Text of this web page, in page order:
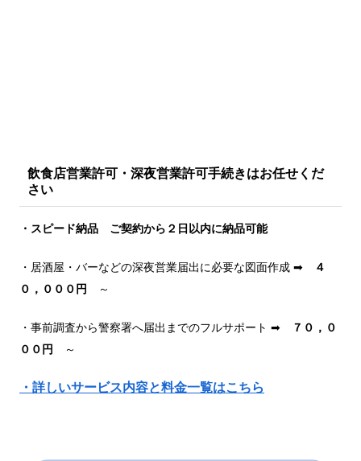
飲食店営業許可・深夜営業許可手続きはお任せくだ
さい
・スピード納品 ご契約から２日以内に納品可能
・居酒屋・バーなどの深夜営業届出に必要な図面作成 ➡
４
０，０００円 ～
・事前調査から警察署へ届出までのフルサポート ➡
７０，０
００円
～
・詳しいサービス内容と料金一覧はこちら